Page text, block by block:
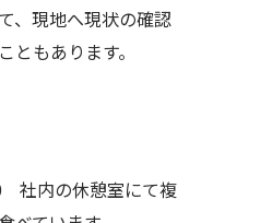
、現地へ現状の確認
ともあります。
社内の休憩室にて複